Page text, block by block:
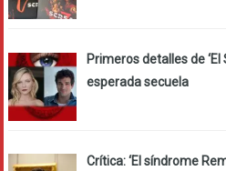
Primeros detalles de
esperada secuela
Crítica: ‘El síndrome